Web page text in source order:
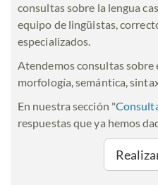
consultas sobre la lengua
equipo de lingüistas,
especializados.
Atendemos consultas sobre
morfología, semántica,
En nuestra sección "
respuestas que ya hemos